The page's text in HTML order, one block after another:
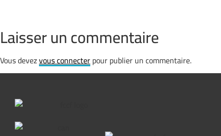
Laisser un commentaire
Vous devezvous connecterpour publier un commentaire.